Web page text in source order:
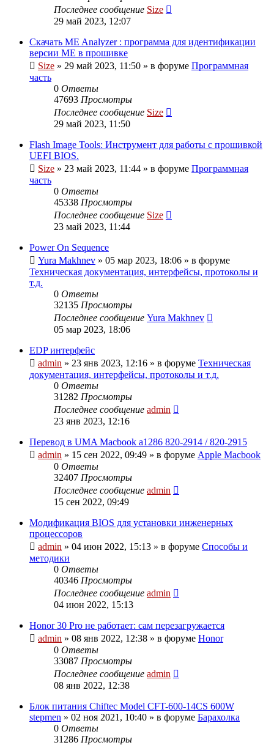
Последнее сообщение Size
29 май 2023, 12:07
Скачать ME Analyzer : программа для идентификации
версии ME в прошивке
Size » 29 май 2023, 11:50 » в форуме Программная
часть
0 Ответы
47693 Просмотры
Последнее сообщение Size
29 май 2023, 11:50
Flash Image Tools: Инструмент для работы с прошивкой
UEFI BIOS.
Size » 23 май 2023, 11:44 » в форуме Программная
часть
0 Ответы
45338 Просмотры
Последнее сообщение Size
23 май 2023, 11:44
Power On Sequence
Yura Makhnev » 05 мар 2023, 18:06 » в форуме
Техническая документация, интерфейсы, протоколы и
т.д.
0 Ответы
32135 Просмотры
Последнее сообщение Yura Makhnev
05 мар 2023, 18:06
EDP интерфейс
admin » 23 янв 2023, 12:16 » в форуме Техническая
документация, интерфейсы, протоколы и т.д.
0 Ответы
31282 Просмотры
Последнее сообщение admin
23 янв 2023, 12:16
Перевод в UMA Macbook a1286 820-2914 / 820-2915
admin » 15 сен 2022, 09:49 » в форуме Apple Macbook
0 Ответы
32407 Просмотры
Последнее сообщение admin
15 сен 2022, 09:49
Модификация BIOS для установки инженерных
процессоров
admin » 04 июн 2022, 15:13 » в форуме Способы и
методики
0 Ответы
40346 Просмотры
Последнее сообщение admin
04 июн 2022, 15:13
Honor 30 Pro не работает: сам перезагружается
admin » 08 янв 2022, 12:38 » в форуме Honor
0 Ответы
33087 Просмотры
Последнее сообщение admin
08 янв 2022, 12:38
Блок питания Chiftec Model CFT-600-14CS 600W
stepmen » 02 ноя 2021, 10:40 » в форуме Барахолка
0 Ответы
31286 Просмотры